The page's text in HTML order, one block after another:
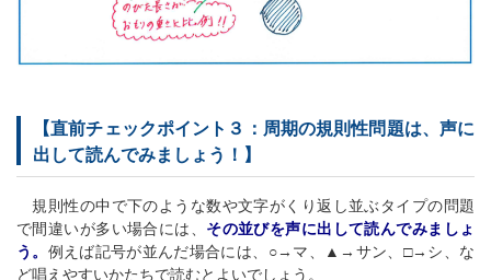
【直前チェックポイント３：周期の規則性問題は、声に
出して読んでみましょう！】
規則性の中で下のような数や文字がくり返し並ぶタイプの問題
で間違いが多い場合には、 その並びを声に出して読んでみましょ
う。 例えば記号が並んだ場合には、○→マ、▲→サン、□→シ、な
ど唱えやすいかたちで読むとよいでしょう。